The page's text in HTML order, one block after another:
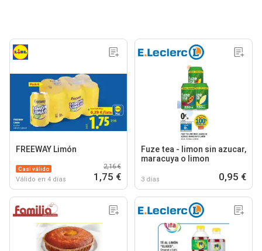
FREEWAY Limón
Casi válido
Válido en 4 días
2,16 €
1,75 €
Fuze tea - limon sin azucar,
maracuya o limon
3 días 0,95 €